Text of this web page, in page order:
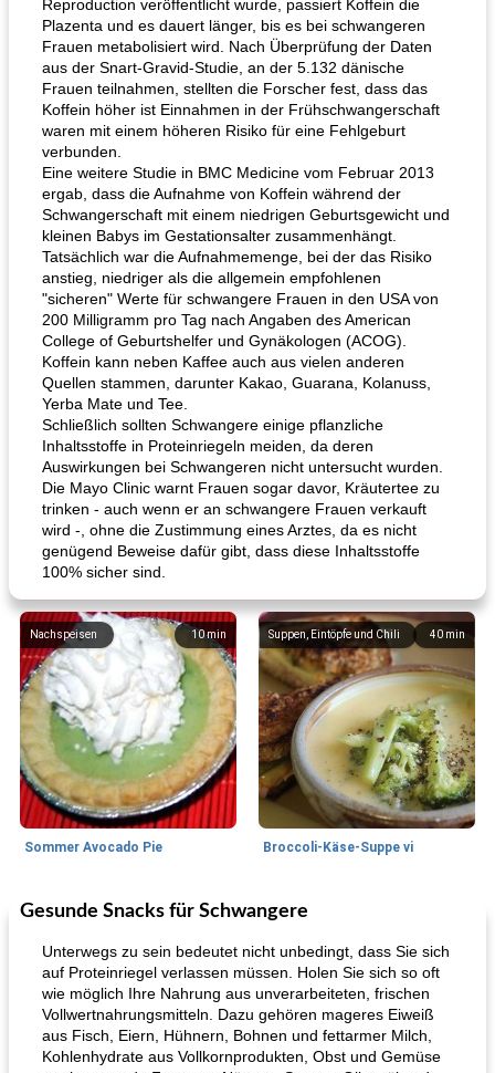
Reproduction veröffentlicht wurde, passiert Koffein die
Plazenta und es dauert länger, bis es bei schwangeren
Frauen metabolisiert wird. Nach Überprüfung der Daten
aus der Snart-Gravid-Studie, an der 5.132 dänische
Frauen teilnahmen, stellten die Forscher fest, dass das
Koffein höher ist Einnahmen in der Frühschwangerschaft
waren mit einem höheren Risiko für eine Fehlgeburt
verbunden.
Eine weitere Studie in BMC Medicine vom Februar 2013
ergab, dass die Aufnahme von Koffein während der
Schwangerschaft mit einem niedrigen Geburtsgewicht und
kleinen Babys im Gestationsalter zusammenhängt.
Tatsächlich war die Aufnahmemenge, bei der das Risiko
anstieg, niedriger als die allgemein empfohlenen
"sicheren" Werte für schwangere Frauen in den USA von
200 Milligramm pro Tag nach Angaben des American
College of Geburtshelfer und Gynäkologen (ACOG).
Koffein kann neben Kaffee auch aus vielen anderen
Quellen stammen, darunter Kakao, Guarana, Kolanuss,
Yerba Mate und Tee.
Schließlich sollten Schwangere einige pflanzliche
Inhaltsstoffe in Proteinriegeln meiden, da deren
Auswirkungen bei Schwangeren nicht untersucht wurden.
Die Mayo Clinic warnt Frauen sogar davor, Kräutertee zu
trinken - auch wenn er an schwangere Frauen verkauft
wird -, ohne die Zustimmung eines Arztes, da es nicht
genügend Beweise dafür gibt, dass diese Inhaltsstoffe
100% sicher sind.
10min
Nachspeisen
Sommer Avocado Pie
40 min
Suppen, Eintöpfe und Chili
Broccoli-Käse-Suppe vi
35min
Kurs Mittagessen / Snacks
Gesunde Snacks für Schwangere
Unterwegs zu sein bedeutet nicht unbedingt, dass Sie sich
auf Proteinriegel verlassen müssen. Holen Sie sich so oft
wie möglich Ihre Nahrung aus unverarbeiteten, frischen
Vollwertnahrungsmitteln. Dazu gehören mageres Eiweiß
aus Fisch, Eiern, Hühnern, Bohnen und fettarmer Milch,
Kohlenhydrate aus Vollkornprodukten, Obst und Gemüse